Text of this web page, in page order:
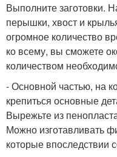
Выполните заготовки.
перышки, хвост и
огромное количество
ко всему, вы сможете
количеством
- Основной частью, на
крепиться основные
Вырежьте из
Можно изготавливать
которые впоследствии